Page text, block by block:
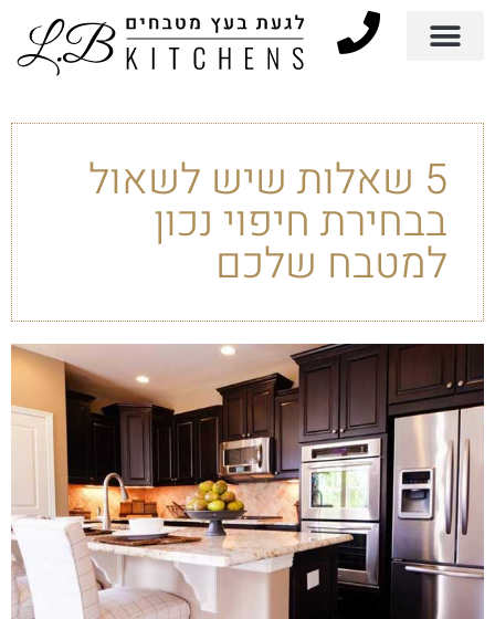
5 שאלות שיש לשאול
בבחירת חיפוי נכון
למטבח שלכם